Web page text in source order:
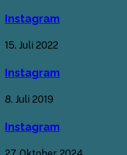
Instagram
15. Juli 2022
Instagram
8. Juli 2019
Instagram